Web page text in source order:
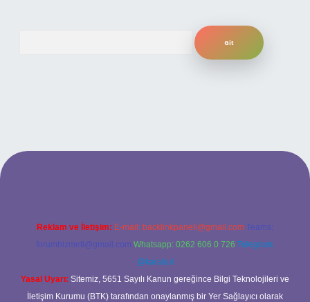
giriş adresi
Reklam ve İletişim: E-mail: backlinkpaneli@gmail.com Teams:
forumhizmeti@gmail.com Whatsapp: 0262 606 0 726 Telegram:
@karabul
Yasal Uyarı: Sitemiz, 5651 Sayılı Kanun gereğince Bilgi Teknolojileri ve
İletişim Kurumu (BTK) tarafından onaylanmış bir Yer Sağlayıcı olarak